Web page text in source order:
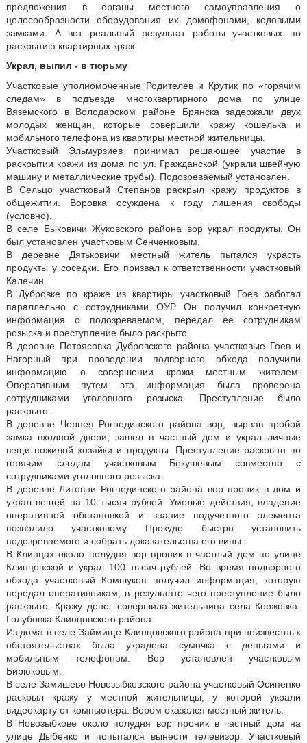
предложения в органы местного самоуправления о
целесообразности оборудования их домофонами, кодовыми
замками. А вот реальный результат работы участковых по
раскрытию квартирных краж.
Украл, выпил - в тюрьму
Участковые уполномоченные Родителев и Крутик по «горячим
следам» в подъезде многоквартирного дома по улице
Вяземского в Володарском районе Брянска задержали двух
молодых женщин, которые совершили кражу кошелька и
мобильного телефона из квартиры местной жительницы.
Участковый Эльмурзиев принимал решающее участие в
раскрытии кражи из дома по ул. Гражданской (украли швейную
машину и металлические трубы). Подозреваемый установлен.
В Сельцо участковый Степанов раскрыл кражу продуктов в
общежитии. Воровка осуждена к году лишения свободы
(условно).
В селе Быковичи Жуковского района вор украл продукты. Он
был установлен участковым Сенченковым.
В деревне Дятьковичи местный житель пытался украсть
продукты у соседки. Его призвал к ответственности участковый
Калечин.
В Дубровке по краже из квартиры участковый Гоев работал
параллельно с сотрудниками ОУР. Он получил конкретную
информация о подозреваемом, передал ее сотрудникам
розыска и преступление было раскрыто.
В деревне Потрясовка Дубровского района участковые Гоев и
Нагорный при проведении подворного обхода получили
информацию о совершении кражи местным жителем.
Оперативным путем эта информация была проверена
сотрудниками уголовного розыска. Преступление было
раскрыто.
В деревне Чернея Рогнединского района вор, вырвав пробой
замка входной двери, зашел в частный дом и украл личные
вещи пожилой хозяйки и продукты. Преступление раскрыто по
горячим следам участковым Бекушевым совместно с
сотрудниками уголовного розыска.
В деревне Литовни Рогнединского района вор проник в дом и
украл вещей на 10 тысяч рублей. Умелые действия, владение
оперативной обстановкой и знание подучетного элемента
позволило участковому Прокуде быстро установить
подозреваемого и собрать доказательства его вины.
В Клинцах около полудня вор проник в частный дом по улице
Клинцовской и украл 100 тысяч рублей. Во время подворного
обхода участковый Комшуков получил информация, которую
передал оперативникам, в результате чего преступление было
раскрыто. Кражу денег совершила жительница села Коржовка-
Голубовка Клинцовского района.
Из дома в селе Займище Клинцовского района при неизвестных
обстоятельствах была украдена сумочка с деньгами и
мобильным телефоном. Вор установлен участковым
Бирюковым.
В селе Замишево Новозыбковского района участковый Осипенко
раскрыл кражу у местной жительницы, у которой украли
видеокарту от компьютера. Вором оказался местный житель.
В Новозыбкове около полудня вор проник в частный дом на
улице Дыбенко и попытался вынести телевизор. Участковый